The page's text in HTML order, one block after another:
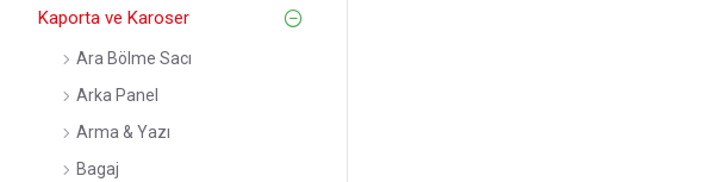
Kaporta ve Karoser
Ara Bölme Sacı
Arka Panel
Arma & Yazı
Bagaj